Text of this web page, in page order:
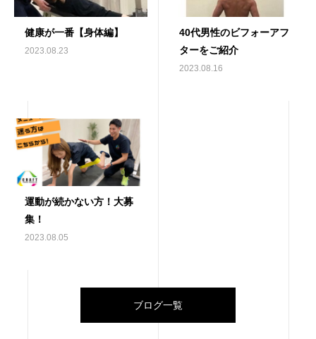
健康が一番【身体編】
2023.08.23
40代男性のビフォーアフ
ターをご紹介
2023.08.16
運動が続かない方！大募
集！
2023.08.05
ブログ一覧